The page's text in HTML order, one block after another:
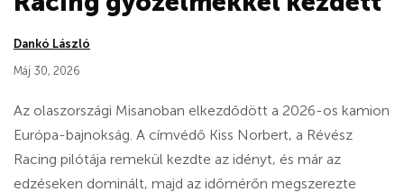
Dankó László
Máj 30, 2026
Az olaszországi Misanoban elkezdődött a 2026-os kamion
Európa-bajnokság. A címvédő Kiss Norbert, a Révész
Racing pilótája remekül kezdte az idényt, és már az
edzéseken dominált, majd az időmérőn megszerezte